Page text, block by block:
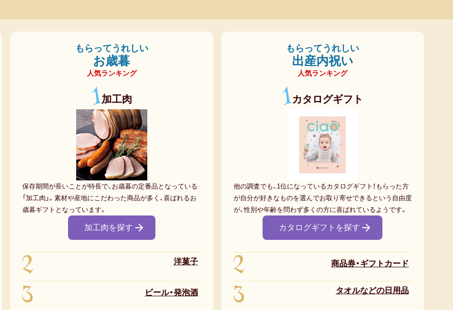
もらってうれしい
お歳暮
人気ランキング
1加工肉
保存期間が長いことが特長で、お歳暮の定番品となっている
「加工肉」。素材や産地にこだわった商品が多く、喜ばれるお
歳暮ギフトとなっています。
加工肉を探す
2 洋菓子
3 ビール・発泡酒
もらってうれしい
出産内祝い
人気ランキング
1カタログギフト
他の調査でも、1位になっているカタログギフト！もらった方
が自分が好きなものを選んでお取り寄せできるという自由度
が、性別や年齢を問わず多くの方に喜ばれているようです。
カタログギフトを探す
2 商品券・ギフトカード
3 タオルなどの日用品